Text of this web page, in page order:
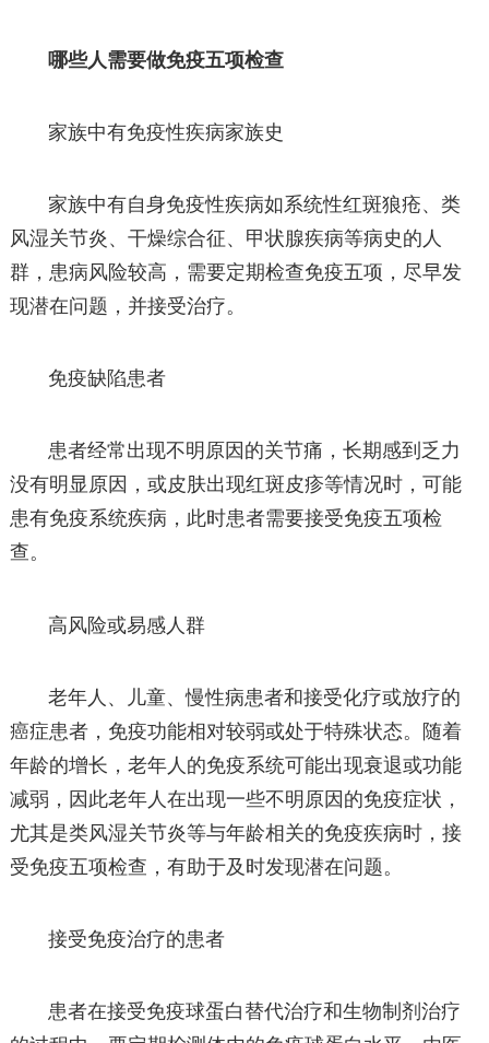
哪些人需要做免疫五项检查
家族中有免疫性疾病家族史
家族中有自身免疫性疾病如系统性红斑狼疮、类
风湿关节炎、干燥综合征、甲状腺疾病等病史的人
群，患病风险较高，需要定期检查免疫五项，尽早发
现潜在问题，并接受治疗。
免疫缺陷患者
患者经常出现不明原因的关节痛，长期感到乏力
没有明显原因，或皮肤出现红斑皮疹等情况时，可能
患有免疫系统疾病，此时患者需要接受免疫五项检
查。
高风险或易感人群
老年人、儿童、慢性病患者和接受化疗或放疗的
癌症患者，免疫功能相对较弱或处于特殊状态。随着
年龄的增长，老年人的免疫系统可能出现衰退或功能
减弱，因此老年人在出现一些不明原因的免疫症状，
尤其是类风湿关节炎等与年龄相关的免疫疾病时，接
受免疫五项检查，有助于及时发现潜在问题。
接受免疫治疗的患者
患者在接受免疫球蛋白替代治疗和生物制剂治疗